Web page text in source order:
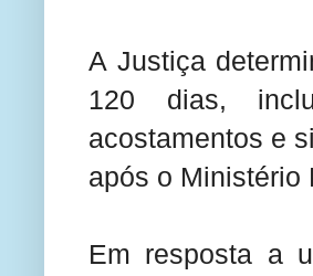
A Justiça
120 dias,
acostamentos e
após o Ministério
Em resposta a